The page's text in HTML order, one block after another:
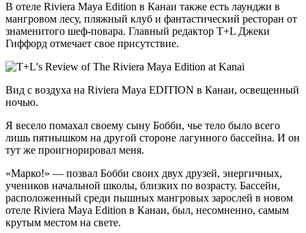
В отеле Riviera Maya Edition в Канаи также есть лаунджи в
мангровом лесу, пляжный клуб и фантастический ресторан от
знаменитого шеф-повара. Главный редактор T+L Джеки
Гиффорд отмечает свое присутствие.
Вид с воздуха на Riviera Maya EDITION в Канаи, освещенный
ночью.
Я весело помахал своему сыну Бобби, чье тело было всего
лишь пятнышком на другой стороне лагунного бассейна. И он
тут же проигнорировал меня.
«Марко!» — позвал Бобби своих двух друзей, энергичных,
учеников начальной школы, близких по возрасту. Бассейн,
расположенный среди пышных мангровых зарослей в новом
отеле Riviera Maya Edition в Канаи, был, несомненно, самым
крутым местом на свете.